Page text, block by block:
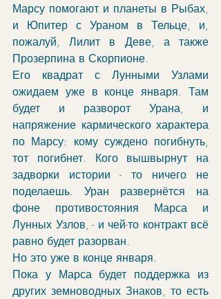
Марсу помогают и планеты в Рыбах,
и Юпитер с Ураном в Тельце, и,
пожалуй, Лилит в Деве, а также
Прозерпина в Скорпионе.
Его квадрат с Лунными Узлами
ожидаем уже в конце января. Там
будет и разворот Урана, и
напряжение кармического характера
по Марсу: кому суждено погибнуть,
тот погибнет. Кого вышвырнут на
задворки истории - то ничего не
поделаешь. Уран развернётся на
фоне противостояния Марса и
Лунных Узлов, - и чей-то контракт всё
равно будет разорван.
Но это уже в конце января.
Пока у Марса будет поддержка из
других земноводных Знаков, то есть